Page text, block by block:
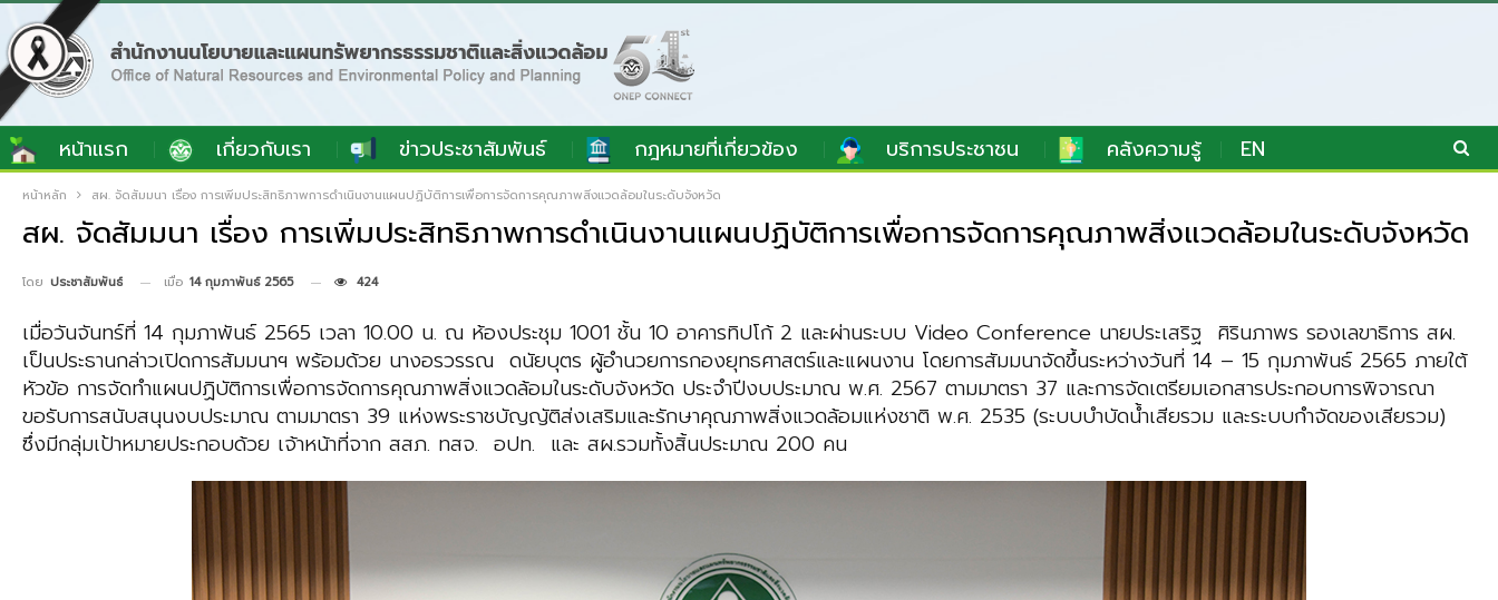
หน้าแรก เกี่ยวกับเรา ข่าวประชาสัมพันธ์ กฎหมายที่เกี่ยวข้อง บริการประชาชน คลังความรู้ EN
หน้าหลัก สผ. จัดสัมมนา เรื่อง การเพิ่มประสิทธิภาพการดำเนินงานแผนปฏิบัติการเพื่อการจัดการคุณภาพสิ่งแวดล้อมในระดับจังหวัด
สผ. จัดสัมมนา เรื่อง การเพิ่มประสิทธิภาพการดำเนินงานแผนปฏิบัติการเพื่อการจัดการคุณภาพสิ่งแวดล้อมในระดับจังหวัด
โดย ประชาสัมพันธ์ เมื่อ 14 กุมภาพันธ์ 2565 424
เมื่อวันจันทร์ที่ 14 กุมภาพันธ์ 2565 เวลา 10.00 น. ณ ห้องประชุม 1001 ชั้น 10 อาคารทิปโก้ 2 และผ่านระบบ Video Conference นายประเสริฐ ศิรินภาพร รองเลขาธิการ สผ.
เป็นประธานกล่าวเปิดการสัมมนาฯ พร้อมด้วย นางอรวรรณ ดนัยบุตร ผู้อำนวยการกองยุทธศาสตร์และแผนงาน โดยการสัมมนาจัดขึ้นระหว่างวันที่ 14 – 15 กุมภาพันธ์ 2565 ภายใต้
หัวข้อ การจัดทำแผนปฏิบัติการเพื่อการจัดการคุณภาพสิ่งแวดล้อมในระดับจังหวัด ประจำปีงบประมาณ พ.ศ. 2567 ตามมาตรา 37 และการจัดเตรียมเอกสารประกอบการพิจารณา
ขอรับการสนับสนุนงบประมาณ ตามมาตรา 39 แห่งพระราชบัญญัติส่งเสริมและรักษาคุณภาพสิ่งแวดล้อมแห่งชาติ พ.ศ. 2535 (ระบบบำบัดน้ำเสียรวม และระบบกำจัดของเสียรวม)
ซึ่งมีกลุ่มเป้าหมายประกอบด้วย เจ้าหน้าที่จาก สสภ. ทสจ. อปท. และ สผ.รวมทั้งสิ้นประมาณ 200 คน